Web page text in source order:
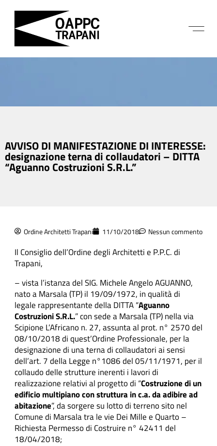
AVVISO DI MANIFESTAZIONE DI INTERESSE:
designazione terna di collaudatori – DITTA
“Aguanno Costruzioni S.R.L.”
Ordine Architetti Trapani 11/10/2018 Nessun commento
Il Consiglio dell’Ordine degli Architetti e P.P.C. di
Trapani,
– vista l’istanza del SIG. Michele Angelo AGUANNO,
nato a Marsala (TP) il 19/09/1972, in qualità di
legale rappresentante della DITTA “Aguanno
Costruzioni S.R.L.” con sede a Marsala (TP) nella via
Scipione L’Africano n. 27, assunta al prot. n° 2570 del
08/10/2018 di quest’Ordine Professionale, per la
designazione di una terna di collaudatori ai sensi
dell’art. 7 della Legge n°1086 del 05/11/1971, per il
collaudo delle strutture inerenti i lavori di
realizzazione relativi al progetto di “Costruzione di un
edificio multipiano con struttura in c.a. da adibire ad
abitazione”, da sorgere su lotto di terreno sito nel
Comune di Marsala tra le vie Dei Mille e Quarto –
Richiesta Permesso di Costruire n° 42411 del
18/04/2018;